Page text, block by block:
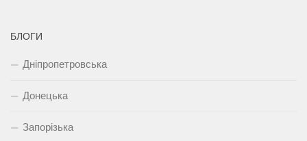
БЛОГИ
Дніпропетровська
Донецька
Запорізька